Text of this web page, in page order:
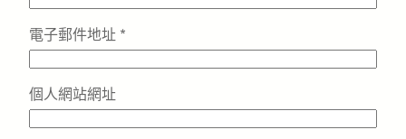
電子郵件地址 *
個人網站網址